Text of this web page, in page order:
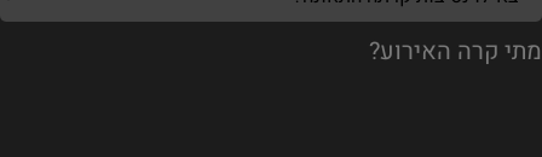
מתי קרה האירוע?